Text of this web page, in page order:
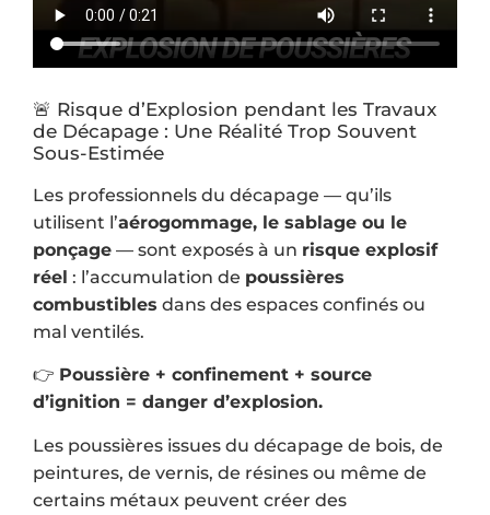
🚨 Risque d’Explosion pendant les Travaux
de Décapage : Une Réalité Trop Souvent
Sous-Estimée
Les professionnels du décapage — qu’ils
utilisent l’aérogommage, le sablage ou le
ponçage — sont exposés à un risque explosif
réel : l’accumulation de poussières
combustibles dans des espaces confinés ou
mal ventilés.
👉 Poussière + confinement + source
d’ignition = danger d’explosion.
Les poussières issues du décapage de bois, de
peintures, de vernis, de résines ou même de
certains métaux peuvent créer des